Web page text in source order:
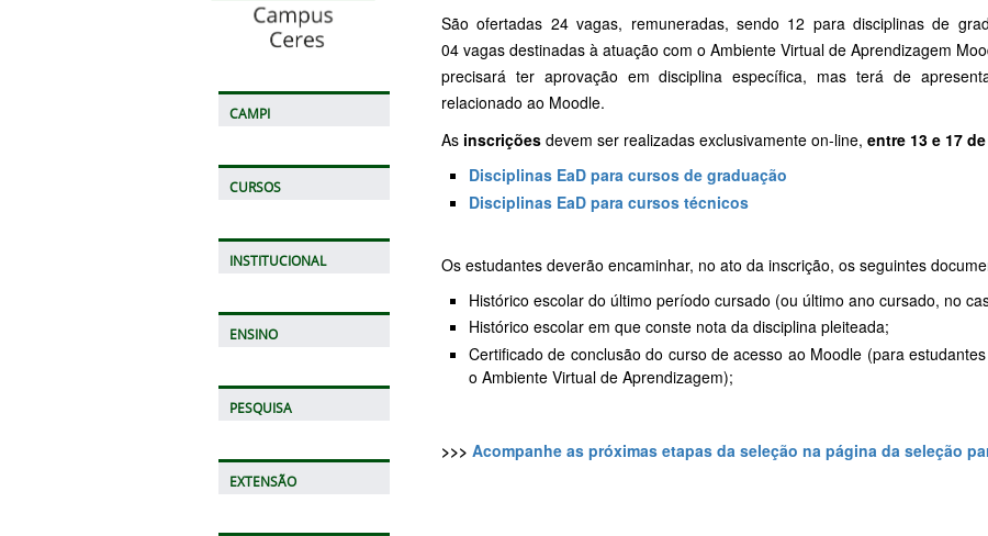
CAMPI
CURSOS
INSTITUCIONAL
ENSINO
PESQUISA
EXTENSÃO
São ofertadas 24 vagas, remuneradas, sendo 12 para disciplinas de
04 vagas destinadas à atuação com o Ambiente Virtual de Aprendizagem
precisará ter aprovação em disciplina específica, mas terá de
relacionado ao Moodle.
As inscrições devem ser realizadas exclusivamente on-line, entre 13 e 17
Disciplinas EaD para cursos de graduação
Disciplinas EaD para cursos técnicos
Os estudantes deverão encaminhar, no ato da inscrição, os seguintes
Histórico escolar do último período cursado (ou último ano cursado, no
Histórico escolar em que conste nota da disciplina pleiteada;
Certificado de conclusão do curso de acesso ao Moodle (para
o Ambiente Virtual de Aprendizagem);
>>> Acompanhe as próximas etapas da seleção na página da seleção